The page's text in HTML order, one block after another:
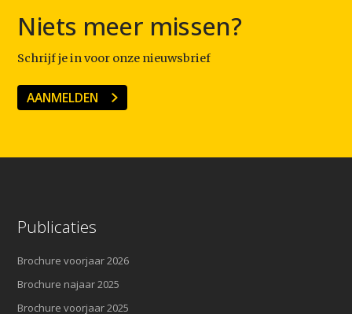
Niets meer missen?
Schrijf je in voor onze nieuwsbrief
AANMELDEN
Publicaties
Brochure voorjaar 2026
Brochure najaar 2025
Brochure voorjaar 2025